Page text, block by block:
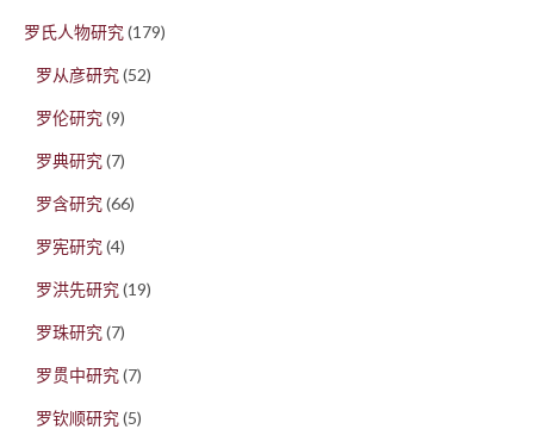
罗氏人物研究(179)
罗从彦研究(52)
罗伦研究(9)
罗典研究(7)
罗含研究(66)
罗宪研究(4)
罗洪先研究(19)
罗珠研究(7)
罗贯中研究(7)
罗钦顺研究(5)